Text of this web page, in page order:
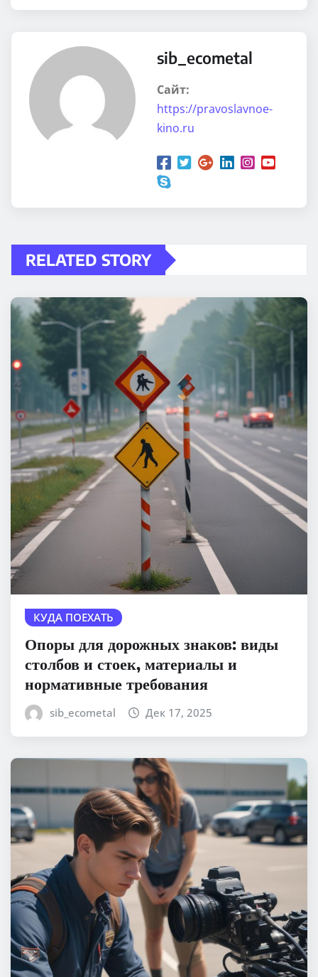
sib_ecometal
Сайт:
https://pravoslavnoe-
kino.ru
RELATED STORY
КУДА ПОЕХАТЬ
Опоры для дорожных знаков: виды
столбов и стоек, материалы и
нормативные требования
sib_ecometal Дек 17, 2025